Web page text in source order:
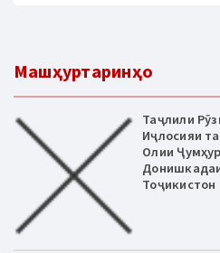
Машҳуртаринҳо
Таҷлили
Иҷлосияи
Олии
Тоҷикистон